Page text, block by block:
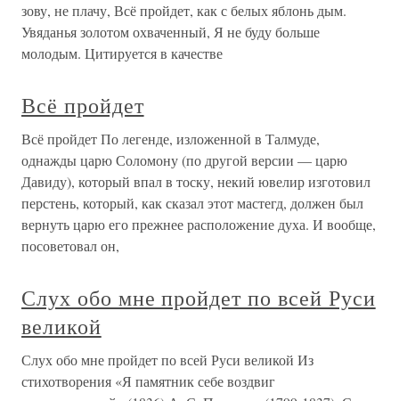
зову, не плачу, Всё пройдет, как с белых яблонь дым.
Увяданья золотом охваченный, Я не буду больше
молодым. Цитируется в качестве
Всё пройдет
Всё пройдет По легенде, изложенной в Талмуде,
однажды царю Соломону (по другой версии — царю
Давиду), который впал в тоску, некий ювелир изготовил
перстень, который, как сказал этот мастегд, должен был
вернуть царю его прежнее расположение духа. И вообще,
посоветовал он,
Слух обо мне пройдет по всей Руси
великой
Слух обо мне пройдет по всей Руси великой Из
стихотворения «Я памятник себе воздвиг